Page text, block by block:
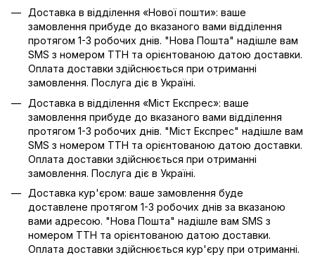
Доставка в відділення «Нової пошти»: ваше
замовлення прибуде до вказаного вами відділення
протягом 1-3 робочих днів. "Нова Пошта" надішле вам
SMS з номером ТТН та орієнтованою датою доставки.
Оплата доставки здійснюється при отриманні
замовлення. Послуга діє в Україні.
Доставка в відділення «Міст Експрес»: ваше
замовлення прибуде до вказаного вами відділення
протягом 1-3 робочих днів. "Міст Експрес" надішле вам
SMS з номером ТТН та орієнтованою датою доставки.
Оплата доставки здійснюється при отриманні
замовлення. Послуга діє в Україні.
Доставка кур'єром: ваше замовлення буде
доставлене протягом 1-3 робочих днів за вказаною
вами адресою. "Нова Пошта" надішле вам SMS з
номером ТТН та орієнтованою датою доставки.
Оплата доставки здійснюється кур'єру при отриманні.